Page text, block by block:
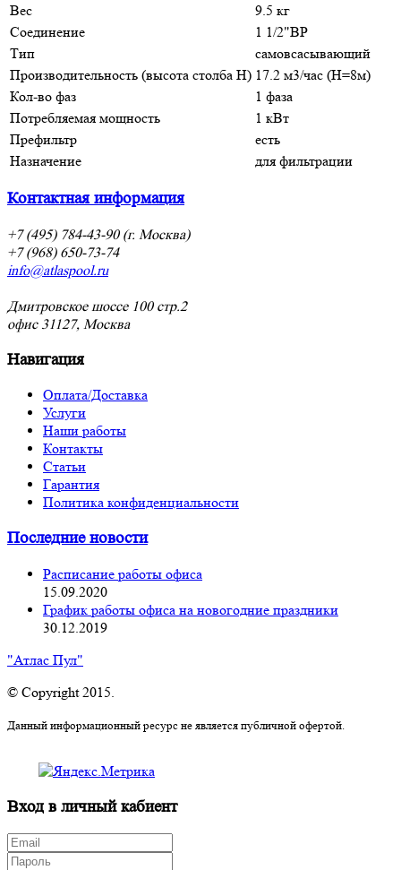
Вес
9.5 кг
Соединение
1 1/2"ВР
Тип
самовсасывающий
Производительность (высота столба Н) 17.2 м3/час (Н=8м)
Кол-во фаз
1 фаза
Потребляемая мощность
1 кВт
Префильтр
есть
Назначение
для фильтрации
Контактная информация
+7 (495) 784-43-90 (г. Москва)
+7 (968) 650-73-74
info@atlaspool.ru
Дмитровское шоссе 100 стр.2
офис 31127, Москва
Навигация
Оплата/Доставка
Услуги
Наши работы
Контакты
Статьи
Гарантия
Политика конфиденциальности
Последние новости
Расписание работы офиса
15.09.2020
График работы офиса на новогодние праздники
30.12.2019
"Атлас Пул"
© Copyright 2015.
Данный информационный ресурс не является публичной офертой.
Вход в личный кабиент